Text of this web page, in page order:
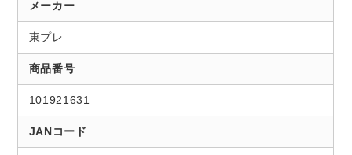
メーカー
東プレ
商品番号
101921631
JANコード